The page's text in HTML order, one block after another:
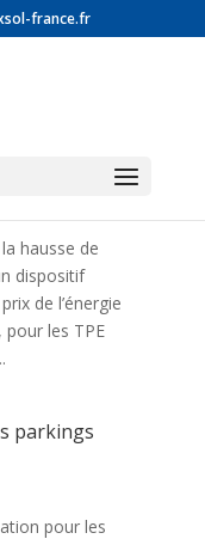
france.fr
sur l’Electricité
hausse de
dispositif
de l’énergie
les TPE
parkings
pour les